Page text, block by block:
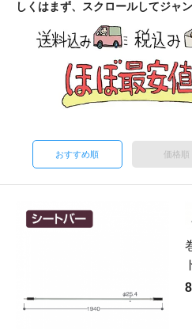
しくはまず、スクロールしてジャ
おすすめ順 価格順